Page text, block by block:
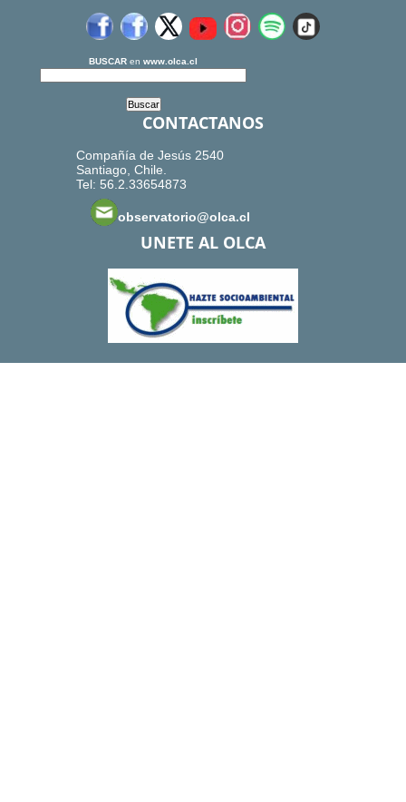
BUSCAR en www.olca.cl
CONTACTANOS
Compañía de Jesús 2540
Santiago, Chile.
Tel: 56.2.33654873
observatorio@olca.cl
UNETE AL OLCA